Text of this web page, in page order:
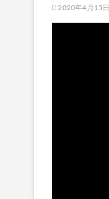
2020年4月15日